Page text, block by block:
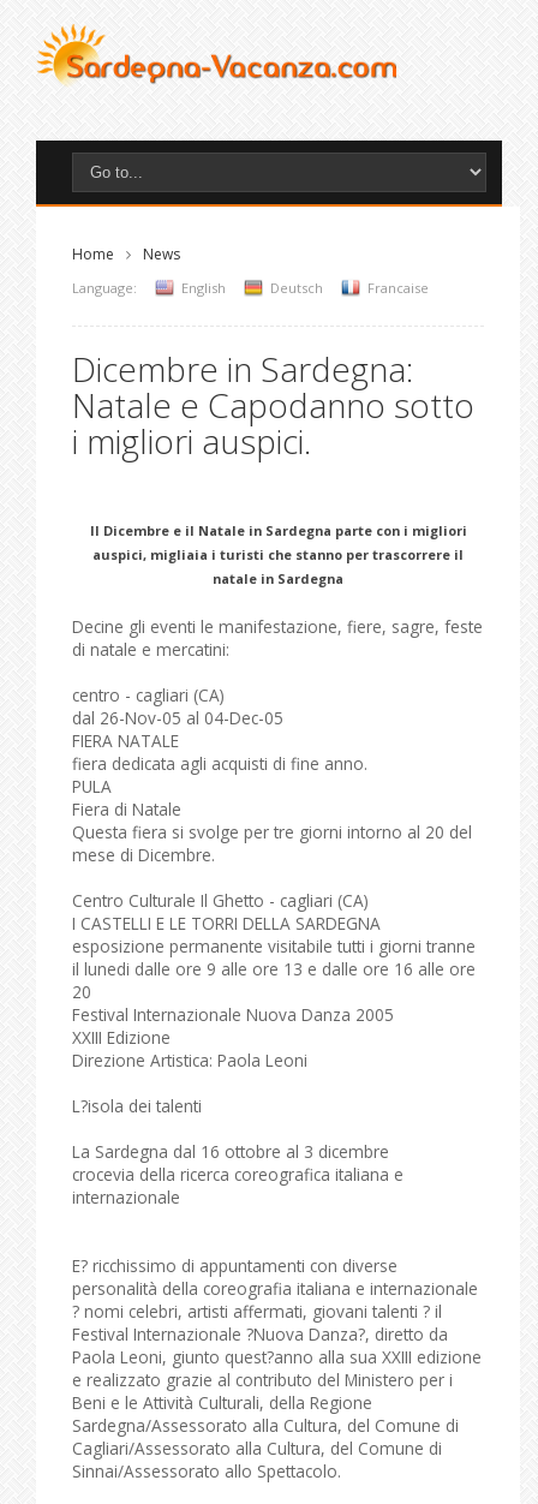
Home News
Language: English Deutsch Francaise
Dicembre in Sardegna:
Natale e Capodanno sotto
i migliori auspici.
Il Dicembre e il Natale in Sardegna parte con i migliori
auspici, migliaia i turisti che stanno per trascorrere il
natale in Sardegna
Decine gli eventi le manifestazione, fiere, sagre, feste
di natale e mercatini:
centro - cagliari (CA)
dal 26-Nov-05 al 04-Dec-05
FIERA NATALE
fiera dedicata agli acquisti di fine anno.
PULA
Fiera di Natale
Questa fiera si svolge per tre giorni intorno al 20 del
mese di Dicembre.
Centro Culturale Il Ghetto - cagliari (CA)
I CASTELLI E LE TORRI DELLA SARDEGNA
esposizione permanente visitabile tutti i giorni tranne
il lunedi dalle ore 9 alle ore 13 e dalle ore 16 alle ore
20
Festival Internazionale Nuova Danza 2005
XXIII Edizione
Direzione Artistica: Paola Leoni
L?isola dei talenti
La Sardegna dal 16 ottobre al 3 dicembre
crocevia della ricerca coreografica italiana e
internazionale
E? ricchissimo di appuntamenti con diverse
personalità della coreografia italiana e internazionale
? nomi celebri, artisti affermati, giovani talenti ? il
Festival Internazionale ?Nuova Danza?, diretto da
Paola Leoni, giunto quest?anno alla sua XXIII edizione
e realizzato grazie al contributo del Ministero per i
Beni e le Attività Culturali, della Regione
Sardegna/Assessorato alla Cultura, del Comune di
Cagliari/Assessorato alla Cultura, del Comune di
Sinnai/Assessorato allo Spettacolo.